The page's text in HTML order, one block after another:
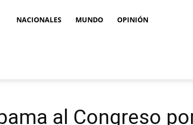
NACIONALES MUNDO OPINIÓN
al Congreso